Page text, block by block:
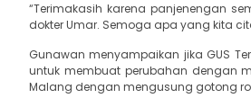
“Terimakasih karena panjenengan
dokter Umar. Semoga apa yang kita
Gunawan menyampaikan jika GUS
untuk membuat perubahan dengan
Malang dengan mengusung gotong